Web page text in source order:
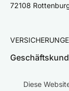
72108
Diese